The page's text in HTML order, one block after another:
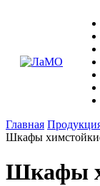
Главная
Шкафы
Шкафы